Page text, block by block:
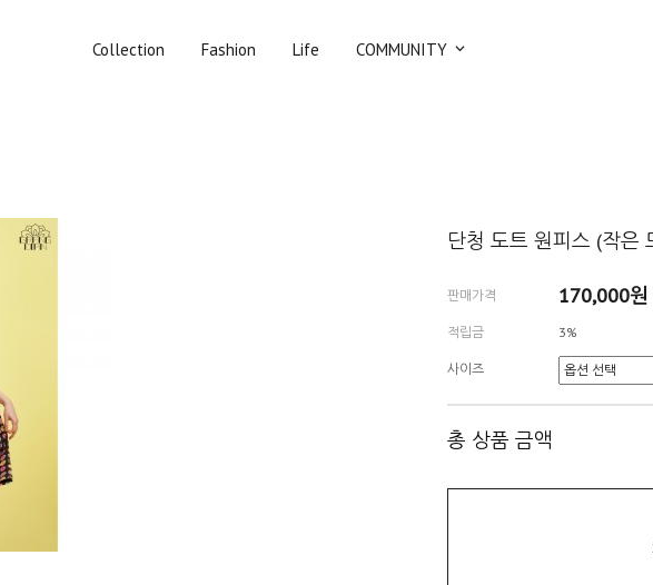
Collection Fashion Life COMMUNITY
단청 도트 원피스 (작은
판매가격 170,000원
적립금 3%
사이즈
총 상품 금액